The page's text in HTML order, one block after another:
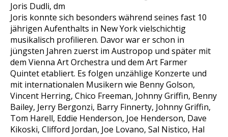
Joris Dudli, dm
Joris konnte sich besonders während seines fast 10
jährigen Aufenthalts in New York vielschichtig
musikalisch profilieren. Davor war er schon in
jüngsten Jahren zuerst im Austropop und später mit
dem Vienna Art Orchestra und dem Art Farmer
Quintet etabliert. Es folgen unzählige Konzerte und
mit internationalen Musikern wie Benny Golson,
Vincent Herring, Chico Freeman, Johnny Griffin, Benny
Bailey, Jerry Bergonzi, Barry Finnerty, Johnny Griffin,
Tom Harell, Eddie Henderson, Joe Henderson, Dave
Kikoski, Clifford Jordan, Joe Lovano, Sal Nistico, Hal